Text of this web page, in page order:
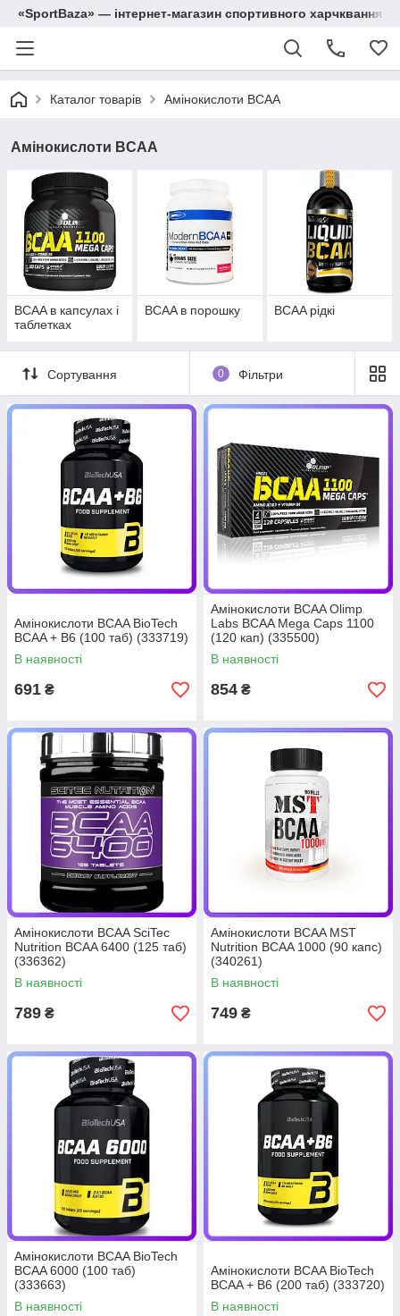
«SportBaza» — інтернет-магазин спортивного харчквання
Каталог товарів Амінокислоти BCAA
Амінокислоти BCAA
BCAA в капсулах і
таблетках
BCAA в порошку BCAA рідкі
Сортування 0 Фільтри
Амінокислоти BCAA BioTech
BCAA + B6 (100 таб) (333719)
В наявності
691 ₴
Амінокислоти BCAA Olimp
Labs BCAA Mega Caps 1100
(120 кап) (335500)
В наявності
854 ₴
Амінокислоти BCAA SciTec
Nutrition BCAA 6400 (125 таб)
(336362)
В наявності
789 ₴
Амінокислоти BCAA MST
Nutrition BCAA 1000 (90 капс)
(340261)
В наявності
749 ₴
Амінокислоти BCAA BioTech
BCAA 6000 (100 таб)
(333663)
В наявності
Амінокислоти BCAA BioTech
BCAA + B6 (200 таб) (333720)
В наявності